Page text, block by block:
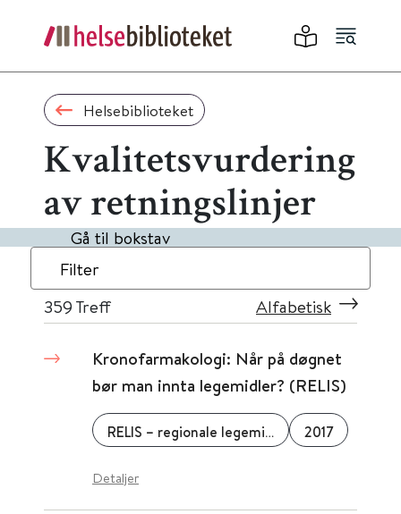
Helsebiblioteket
Kvalitetsvurdering
av retningslinjer
Gå til bokstav
Filter
359 Treff Alfabetisk
Kronofarmakologi: Når på døgnet
bør man innta legemidler? (RELIS)
RELIS – regionale legemiddelinformasjonssentre 2017
Detaljer